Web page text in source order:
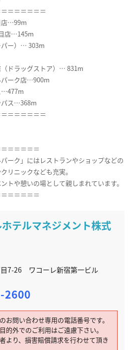
＝＝＝＝＝＝
店…99m
店…145m
パー）… 303m
ドラッグストア）… 831m
パーク店…900m
…477m
パス…368m
＝＝＝＝＝＝
＝＝＝＝＝
ーク」にはレストランやショップなどの
リニックなども充実。
トや憩いの場として親しまれています。
＝＝＝＝＝
テルマネジメント株式
7-26 ワコーレ新宿第一ビル
2600
お問い合わせ専用の電話番号です。
的外でのご利用はご遠慮下さい。
より、損害賠償請求を行わせて頂き